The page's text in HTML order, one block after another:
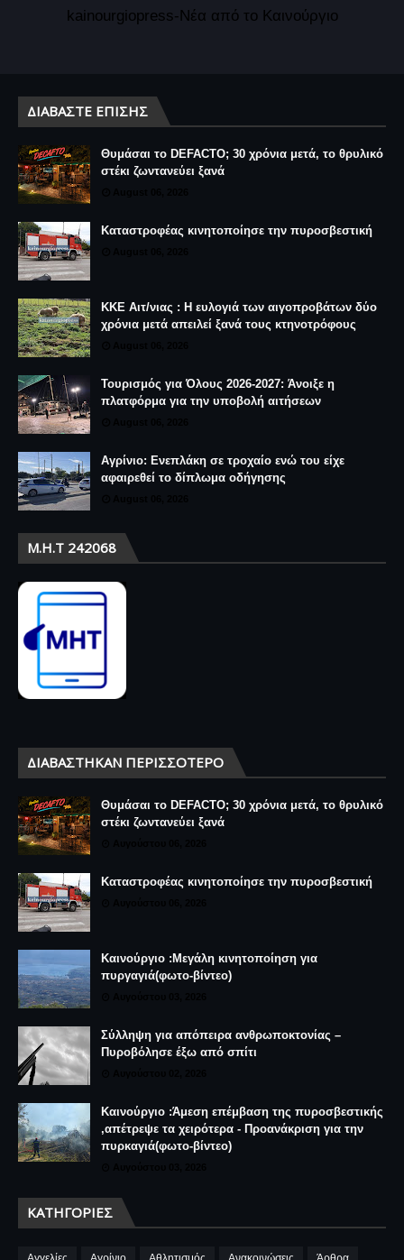
kainourgiopress-Νέα από το Καινούργιο
ΔΙΑΒΆΣΤΕ ΕΠΊΣΗΣ
Θυμάσαι το DEFACTO; 30 χρόνια μετά, το θρυλικό
στέκι ζωντανεύει ξανά
Καταστροφέας κινητοποίησε την πυροσβεστική
ΚΚΕ Αιτ/νιας : Η ευλογιά των αιγοπροβάτων δύο
χρόνια μετά απειλεί ξανά τους κτηνοτρόφους
Τουρισμός για Όλους 2026-2027: Άνοιξε η
πλατφόρμα για την υποβολή αιτήσεων
Αγρίνιο: Ενεπλάκη σε τροχαίο ενώ του είχε
αφαιρεθεί το δίπλωμα οδήγησης
Μ.Η.Τ 242068
ΔΙΑΒΆΣΤΗΚΑΝ ΠΕΡΙΣΣΌΤΕΡΟ
Θυμάσαι το DEFACTO; 30 χρόνια μετά, το θρυλικό
στέκι ζωντανεύει ξανά
Καταστροφέας κινητοποίησε την πυροσβεστική
Καινούργιο :Μεγάλη κινητοποίηση για
πυργαγιά(φωτο-βίντεο)
Σύλληψη για απόπειρα ανθρωποκτονίας –
Πυροβόλησε έξω από σπίτι
Καινούργιο :Άμεση επέμβαση της πυροσβεστικής
,απέτρεψε τα χειρότερα - Προανάκριση για την
πυρκαγιά(φωτο-βίντεο)
ΚΑΤΗΓΟΡΊΕΣ